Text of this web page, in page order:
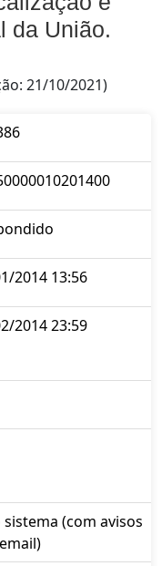
da União.
21/10/2021)
2014 13:56
2014 23:59
sistema (com avisos